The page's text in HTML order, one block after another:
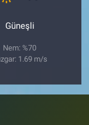
Güneşli
Nem: %70
1.69 m/s